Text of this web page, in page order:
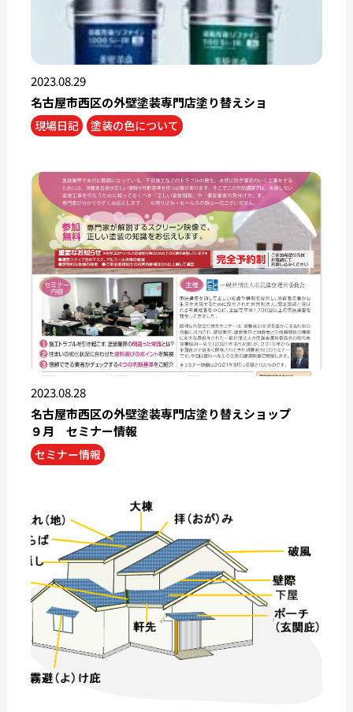
2023.08.29
名古屋市西区の外壁塗装専門店塗り替えショ
現場日記 塗装の色について
2023.08.28
名古屋市西区の外壁塗装専門店塗り替えショップ
９月 セミナー情報
セミナー情報